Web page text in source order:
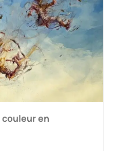
couleur en